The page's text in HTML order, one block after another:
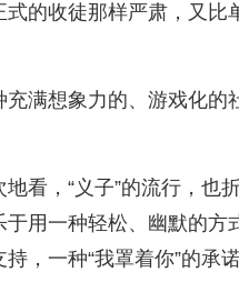
的收徒那样严肃，又比
充满想象力的、游戏化的
地看，“义子”的流行，也
于用一种轻松、幽默的方
，一种“我罩着你”的承